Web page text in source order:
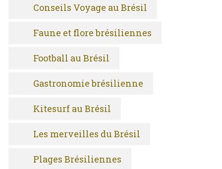
Conseils Voyage au Brésil
Faune et flore brésiliennes
Football au Brésil
Gastronomie brésilienne
Kitesurf au Brésil
Les merveilles du Brésil
Plages Brésiliennes